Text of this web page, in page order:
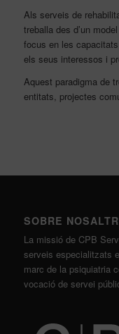
Als serveis de
treballa des d’un
focus en les
els seus interessos i
Aquest paradigma de
entitats, projectes
SOBRE
La missió de CPB
serveis especialitzats
marc de la psiquiatria
vocació de servei